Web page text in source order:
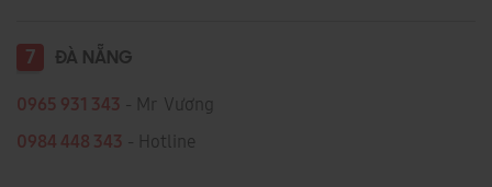
7 ĐÀ NẴNG
0965 931 343 - Mr Vương
0984 448 343 - Hotline